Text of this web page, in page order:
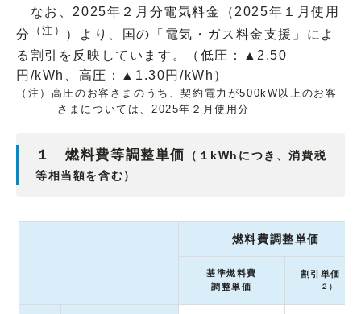
なお、2025年２月分電気料金（2025年１月使用
分
（注）
）より、国の「電気・ガス料金支援」によ
る割引を反映しています。（低圧：▲2.50
円/kWh、高圧：▲1.30円/kWh）
（注）高圧のお客さまのうち、契約電力が500kW以上のお客
さまについては、2025年２月使用分
１ 燃料費等調整単価
（１kWhにつき、消費税
等相当額を含む）
燃料費調整単価
基準燃料費
調整単価
割引単価
２）